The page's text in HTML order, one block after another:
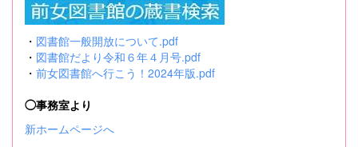
・ 図書館一般開放について.pdf
・ 図書館だより令和６年４月号.pdf
・ 前女図書館へ行こう！2024年版.pdf
◯事務室より
新ホームページへ